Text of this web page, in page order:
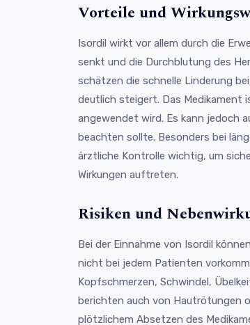
Vorteile und
Isordil wirkt vor allem durch die
senkt und die Durchblutung des
schätzen die schnelle Linderung
deutlich steigert. Das Medikament
angewendet wird. Es kann jedoch
beachten sollte. Besonders bei
ärztliche Kontrolle wichtig, um
Wirkungen auftreten.
Risiken und
Bei der Einnahme von Isordil
nicht bei jedem Patienten
Kopfschmerzen, Schwindel,
berichten auch von Hautrötungen
plötzlichem Absetzen des